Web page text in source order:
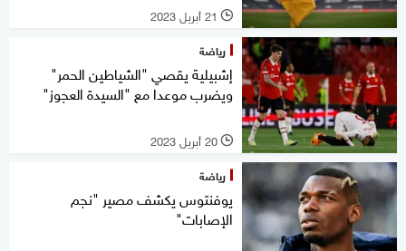
l 21 أبريل 2023
رياضة
إشبيلية يقصي "الشياطين الحمر"
ويضرب موعدا مع "السيدة العجوز"
l 20 أبريل 2023
رياضة
يوفنتوس يكشف مصير "نجم
الإصابات"